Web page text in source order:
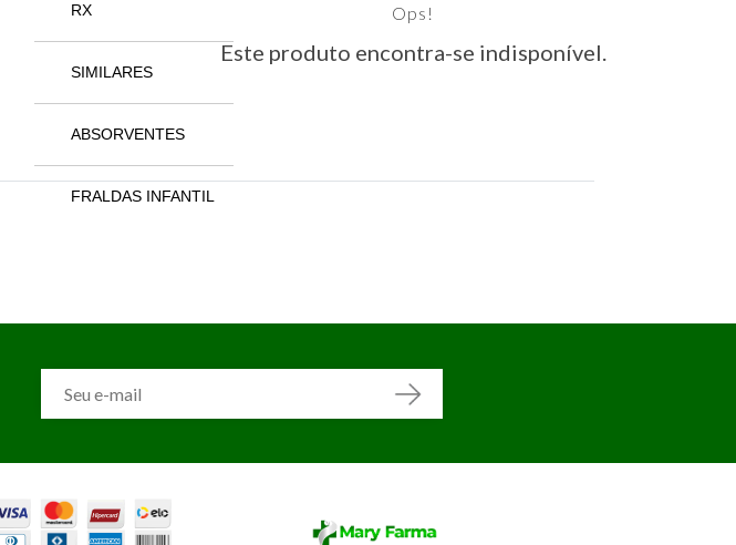
RX
SIMILARES
ABSORVENTES
FRALDAS INFANTIL
Ops!
Este produto encontra-se indisponível.